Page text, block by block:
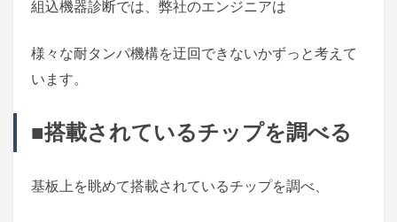
組込機器診断では、弊社のエンジニアは
様々な耐タンパ機構を迂回できないかずっと考えて
います。
■搭載されているチップを調べる
基板上を眺めて搭載されているチップを調べ、